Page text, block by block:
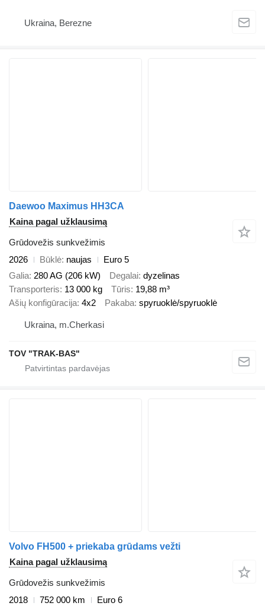
Ukraina, Berezne
Daewoo Maximus HH3CA
Kaina pagal užklausimą
Grūdovežis sunkvežimis
2026
Būklė naujas
Euro 5
Galia 280 AG (206 kW) Degalai dyzelinas
Transporteris 13 000 kg Tūris 19,88 m³
Ašių konfigūracija 4x2 Pakaba spyruoklė/spyruoklė
Ukraina, m.Cherkasi
TOV "TRAK-BAS"
Volvo FH500 + priekaba grūdams vežti
Kaina pagal užklausimą
Grūdovežis sunkvežimis
2018
752 000 km
Euro 6